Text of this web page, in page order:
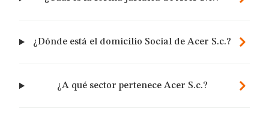
¿Dónde está el domicilio Social de Acer S.c.?
¿A qué sector pertenece Acer S.c.?